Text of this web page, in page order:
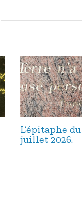
L’épitaphe
juillet 2026.